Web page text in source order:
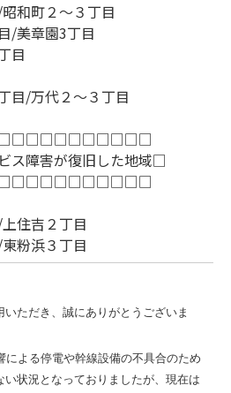
和町２～３丁目
/美章園3丁目
目
目/万代２～３丁目
ス障害が復旧した地域□
住吉２丁目
粉浜３丁目
ただき、誠にありがとうございま
による停電や幹線設備の不具合のため
状況となっておりましたが、現在は